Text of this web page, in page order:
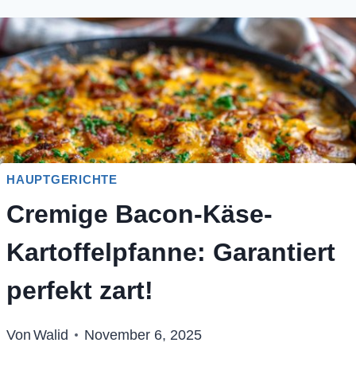
HAUPTGERICHTE
Cremige Bacon-Käse-
Kartoffelpfanne: Garantiert
perfekt zart!
Von Walid November 6, 2025